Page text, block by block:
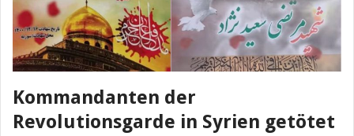
Kommandanten der
Revolutionsgarde in Syrien getötet